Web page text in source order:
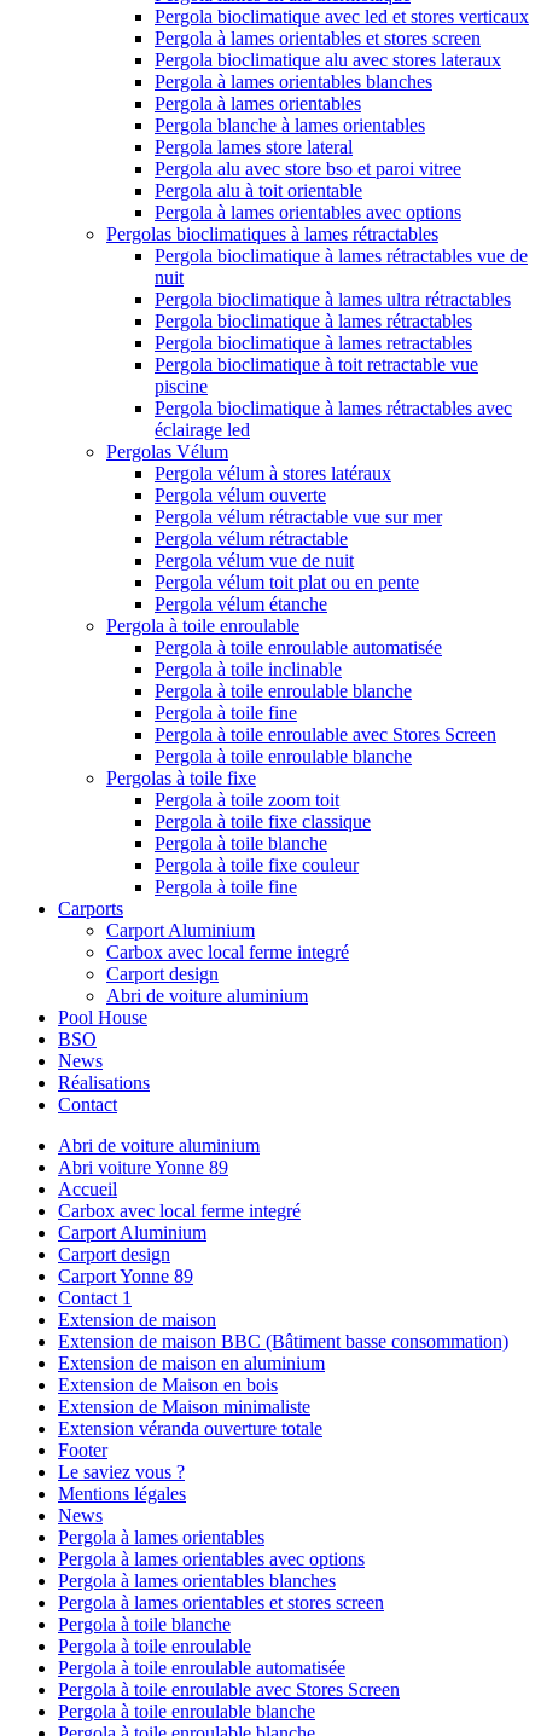
Pergola bioclimatique avec led et stores verticaux
Pergola à lames orientables et stores screen
Pergola bioclimatique alu avec stores lateraux
Pergola à lames orientables blanches
Pergola à lames orientables
Pergola blanche à lames orientables
Pergola lames store lateral
Pergola alu avec store bso et paroi vitree
Pergola alu à toit orientable
Pergola à lames orientables avec options
Pergolas bioclimatiques à lames rétractables
Pergola bioclimatique à lames rétractables vue de
nuit
Pergola bioclimatique à lames ultra rétractables
Pergola bioclimatique à lames rétractables
Pergola bioclimatique à lames retractables
Pergola bioclimatique à toit retractable vue
piscine
Pergola bioclimatique à lames rétractables avec
éclairage led
Pergolas Vélum
Pergola vélum à stores latéraux
Pergola vélum ouverte
Pergola vélum rétractable vue sur mer
Pergola vélum rétractable
Pergola vélum vue de nuit
Pergola vélum toit plat ou en pente
Pergola vélum étanche
Pergola à toile enroulable
Pergola à toile enroulable automatisée
Pergola à toile inclinable
Pergola à toile enroulable blanche
Pergola à toile fine
Pergola à toile enroulable avec Stores Screen
Pergola à toile enroulable blanche
Pergolas à toile fixe
Pergola à toile zoom toit
Pergola à toile fixe classique
Pergola à toile blanche
Pergola à toile fixe couleur
Pergola à toile fine
Carports
Carport Aluminium
Carbox avec local ferme integré
Carport design
Abri de voiture aluminium
Pool House
BSO
News
Réalisations
Contact
Abri de voiture aluminium
Abri voiture Yonne 89
Accueil
Carbox avec local ferme integré
Carport Aluminium
Carport design
Carport Yonne 89
Contact 1
Extension de maison
Extension de maison BBC (Bâtiment basse consommation)
Extension de maison en aluminium
Extension de Maison en bois
Extension de Maison minimaliste
Extension véranda ouverture totale
Footer
Le saviez vous ?
Mentions légales
News
Pergola à lames orientables
Pergola à lames orientables avec options
Pergola à lames orientables blanches
Pergola à lames orientables et stores screen
Pergola à toile blanche
Pergola à toile enroulable
Pergola à toile enroulable automatisée
Pergola à toile enroulable avec Stores Screen
Pergola à toile enroulable blanche